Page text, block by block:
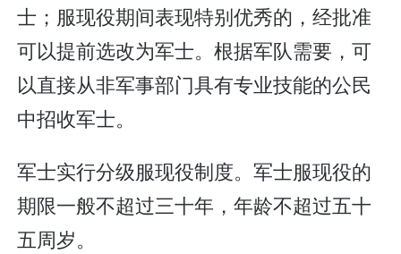
士；服现役期间表现特别优秀的，经批准
可以提前选改为军士。根据军队需要，可
以直接从非军事部门具有专业技能的公民
中招收军士。
军士实行分级服现役制度。军士服现役的
期限一般不超过三十年，年龄不超过五十
五周岁。